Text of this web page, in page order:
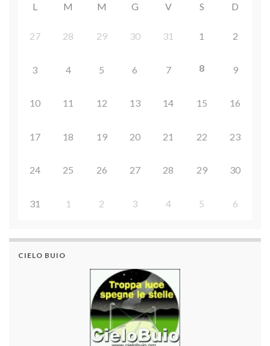
L M M G V S D
27 28 29 30 31 1 2
3 4 5 6 7 8 9
10 11 12 13 14 15 16
17 18 19 20 21 22 23
24 25 26 27 28 29 30
31 1 2 3 4 5 6
CIELO BUIO